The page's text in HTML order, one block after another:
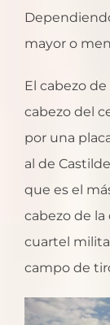
mayor o
El cabezo
cabezo del
por una
al de
que es el
cabezo de la
cuartel
campo de